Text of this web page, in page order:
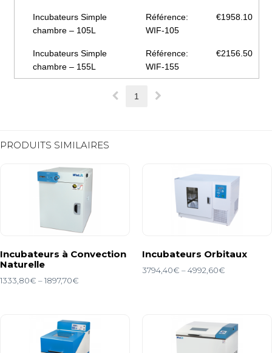
Incubateurs Simple
chambre – 105L
Référence:
WIF-105
€1958.10
Incubateurs Simple
chambre – 155L
Référence:
WIF-155
€2156.50
1
PRODUITS SIMILAIRES
Incubateurs à Convection
Naturelle
1333,80€ –1897,70€
Incubateurs Orbitaux
3794,40€ –4992,60€